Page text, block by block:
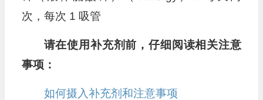
次，每次 1 吸管
请在使用补充剂前，仔细阅读相关注意
事项：
如何摄入补充剂和注意事项